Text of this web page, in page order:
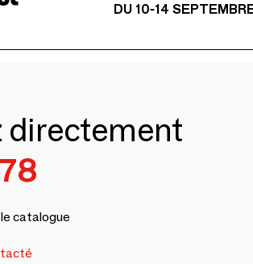
DU 10-14
directement
catalogue